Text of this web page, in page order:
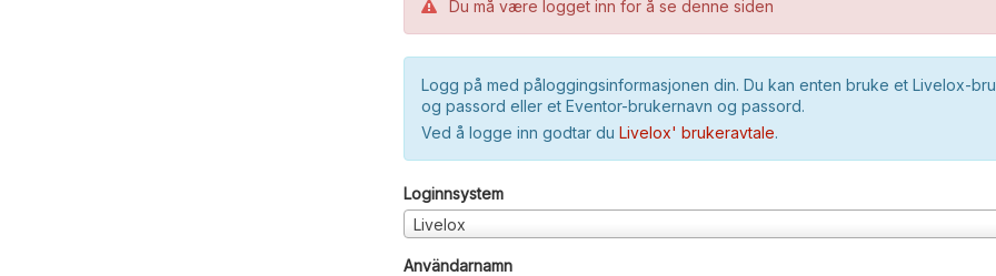
Du må være logget inn for å se denne siden
Logg på med påloggingsinformasjonen din. Du kan enten bruke et Livelox-
og passord eller et Eventor-brukernavn og passord.
Ved å logge inn godtar du Livelox' brukeravtale.
Loginnsystem
Livelox
Användarnamn